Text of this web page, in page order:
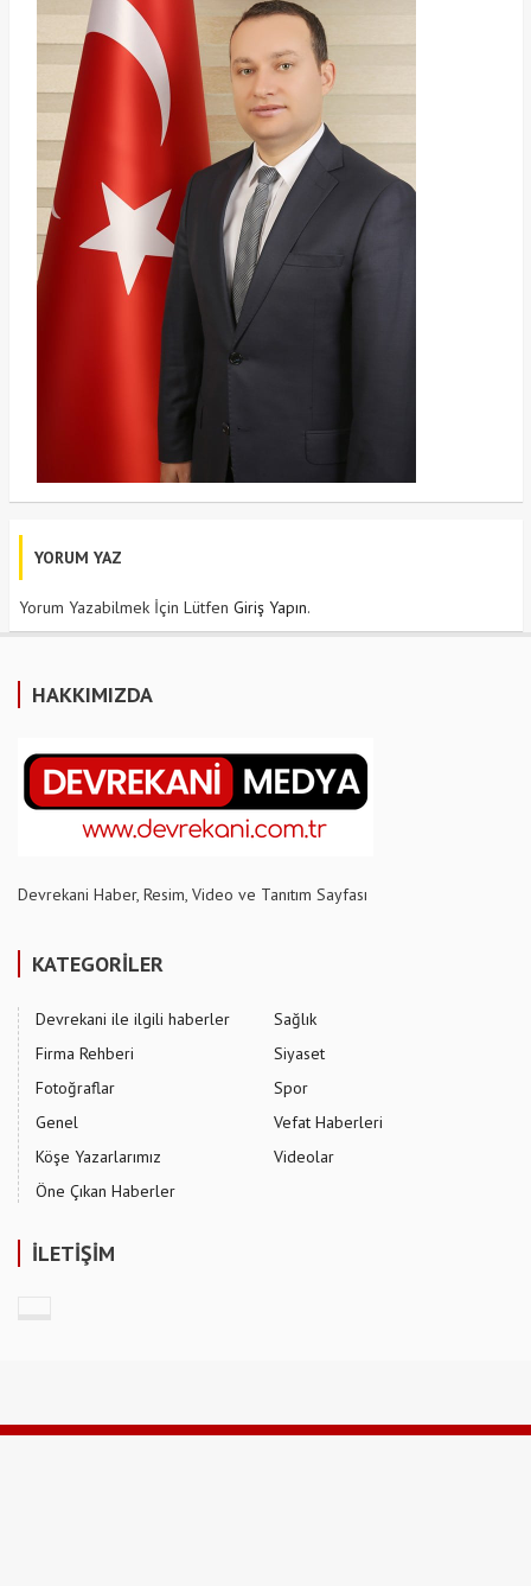
YORUM YAZ
Yorum Yazabilmek İçin Lütfen Giriş Yapın.
HAKKIMIZDA
Devrekani Haber, Resim, Video ve Tanıtım Sayfası
KATEGORİLER
Devrekani ile ilgili haberler
Firma Rehberi
Fotoğraflar
Genel
Köşe Yazarlarımız
Öne Çıkan Haberler
Sağlık
Siyaset
Spor
Vefat Haberleri
Videolar
İLETİŞİM